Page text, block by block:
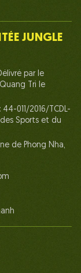
JUNGLE
par le
Tri le
44-011/2016/TCDL-
Sports et du
de Phong Nha,